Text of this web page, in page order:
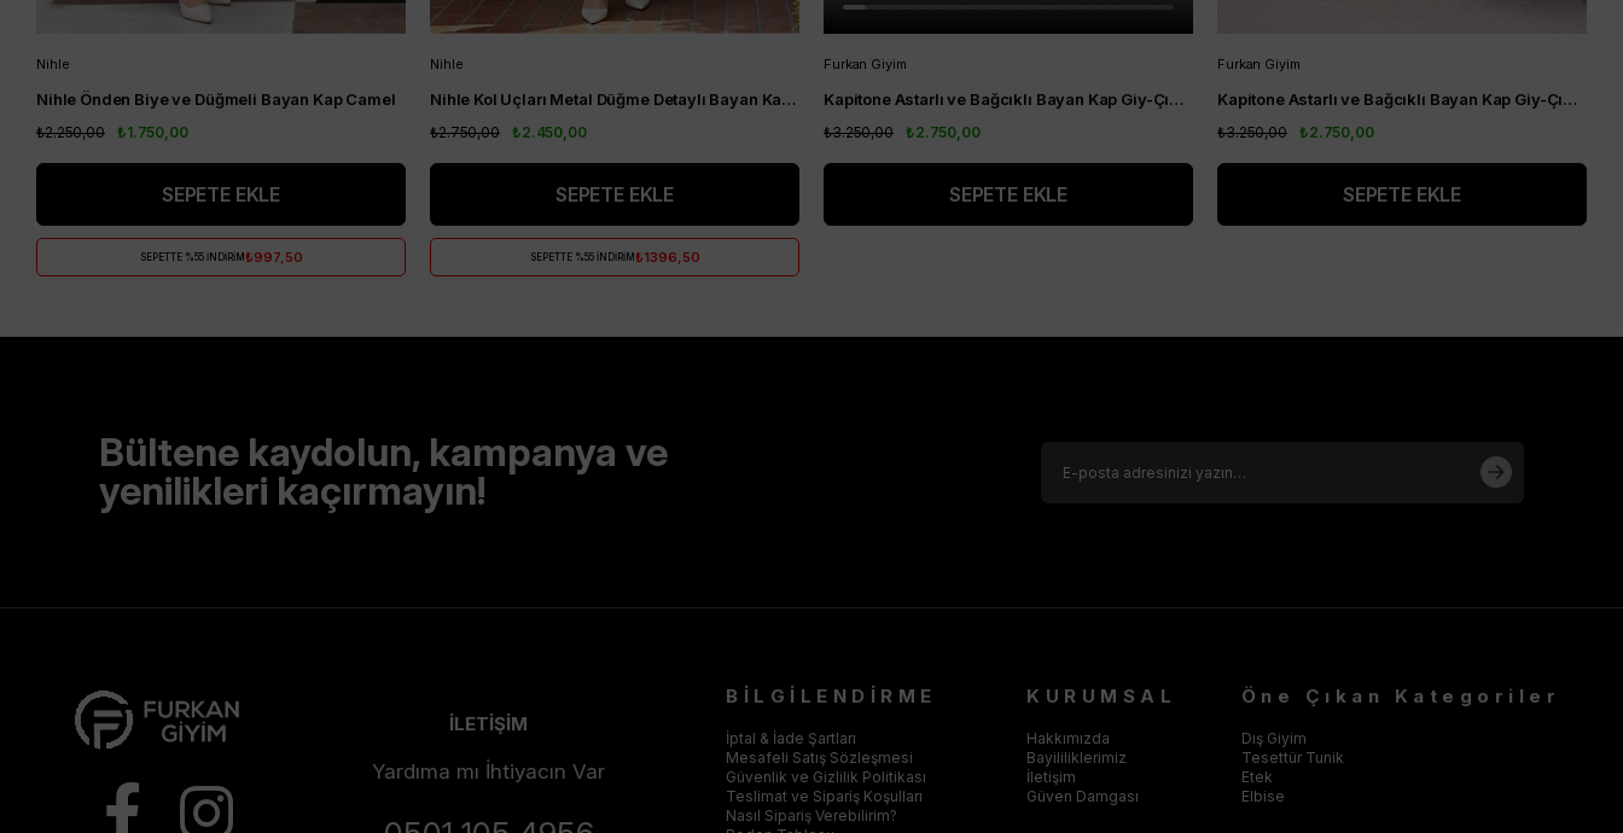
Nihle
Nihle Önden Biye ve Düğmeli Bayan Kap Camel
₺1.750,00
₺2.250,00
SEPETE EKLE
SEPETTE %55 İNDİRİM ₺997,50
Nihle
Nihle Kol Uçları Metal Düğme Detaylı Bayan Kap İndigo
₺2.450,00
₺2.750,00
SEPETE EKLE
SEPETTE %55 İNDİRİM ₺1396,50
Furkan Giyim
Kapitone Astarlı ve Bağcıklı Bayan Kap Giy-Çık Haki
₺2.750,00
₺3.250,00
SEPETE EKLE
Furkan Giyim
Kapitone Astarlı ve Bağcıklı Bayan Kap Giy-Çık Krem
₺2.750,00
₺3.250,00
SEPETE EKLE
Bültene kaydolun, kampanya ve
yenilikleri kaçırmayın!
İLETİŞİM
Yardıma mı İhtiyacın Var
BİLGİLENDİRME
İptal & İade Şartları
Mesafeli Satış Sözleşmesi
Güvenlik ve Gizlilik Politikası
Teslimat ve Sipariş Koşulları
Nasıl Sipariş Verebilirim?
KURUMSAL
Hakkımızda
Bayililiklerimiz
İletişim
Güven Damgası
Öne Çıkan Kategoriler
Dış Giyim
Tesettür Tunik
Etek
Elbise